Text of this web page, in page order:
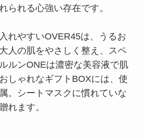
られる心強い存在です。
れやすいOVER45は、うるお
人の肌をやさしく整え、スペ
ルンONEは濃密な美容液で肌
しゃれなギフトBOXには、使
。シートマスクに慣れていな
れます。